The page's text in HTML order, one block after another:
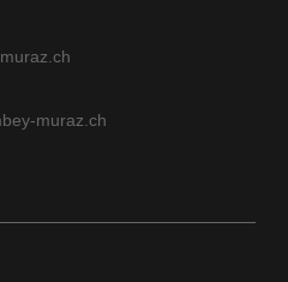
muraz.ch